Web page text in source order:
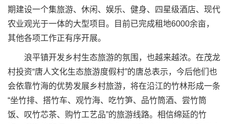
期建设一个集旅游、休闲、娱乐、健身、四星级酒店、现代
农业观光于一体的大型项目。目前已完成租地6000余亩，
其他各项工作正有序开展。
浪平镇开发乡村生态旅游的氛围，也越来越浓。在茂龙
村投资“唐人文化生态旅游度假村”的唐总表示，今后他们也
会依靠竹海的优势发展乡村旅游，将在沿江的竹林形成一条
“坐竹排、搭竹车、观竹海、吃竹笋、品竹筒酒、尝竹筒
饭、叹竹芯茶、购竹工艺品”的旅游线路。相信绵延的竹